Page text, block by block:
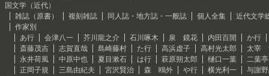
国文学（近代）
雑誌（原書）
複刻雑誌 同人誌・地方誌・一般誌 個人全集
近代文学
作家別
あ行
会津八一 芥川龍之介 石川啄木 泉 鏡花 内田百閒
か行
斎藤茂吉
志賀直哉 島崎藤村 た行 高浜虚子 高村光太郎
太宰
永井荷風
中原中也 夏目漱石 は行 萩原朔太郎 樋口一葉
二葉
正岡子規
三島由紀夫 宮沢賢治 森 鴎外 や行 横光利一
与謝